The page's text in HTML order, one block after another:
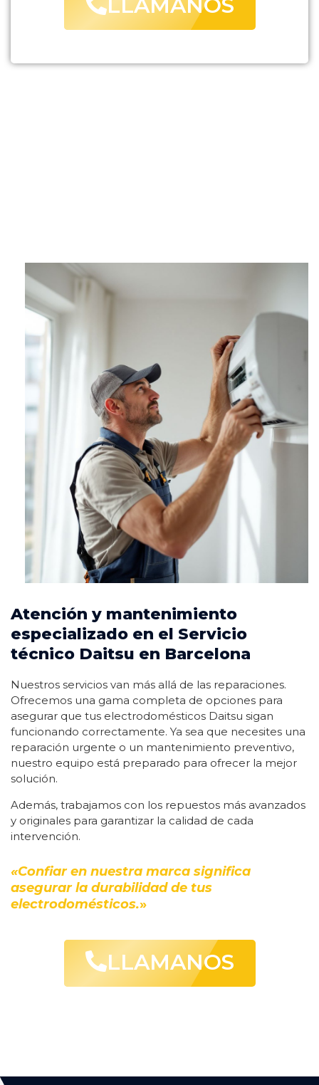
Atención y mantenimiento
especializado en el Servicio
técnico Daitsu en Barcelona
Nuestros servicios van más allá de las reparaciones.
Ofrecemos una gama completa de opciones para
asegurar que tus electrodomésticos Daitsu sigan
funcionando correctamente. Ya sea que necesites una
reparación urgente o un mantenimiento preventivo,
nuestro equipo está preparado para ofrecer la mejor
solución.
Además, trabajamos con los repuestos más avanzados
y originales para garantizar la calidad de cada
intervención.
«Confiar en nuestra marca significa
asegurar la durabilidad de tus
electrodomésticos.»
LLAMANOS